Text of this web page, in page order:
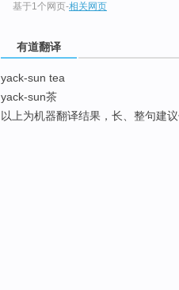
基于1个网页-相关网页
有道翻译
yack-sun tea
yack-sun茶
以上为机器翻译结果，长、整句建